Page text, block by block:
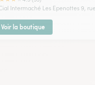
Intermaché Les Epenottes 9,
Voir la boutique